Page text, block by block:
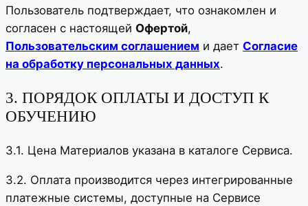
Пользователь подтверждает, что ознакомлен и
согласен с настоящей Офертой,
Пользовательским соглашением и дает Согласие
на обработку персональных данных.
3. ПОРЯДОК ОПЛАТЫ И ДОСТУП К
ОБУЧЕНИЮ
3.1. Цена Материалов указана в каталоге Сервиса.
3.2. Оплата производится через интегрированные
платежные системы, доступные на Сервисе